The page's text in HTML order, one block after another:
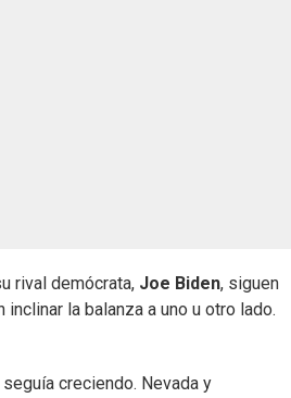
rival demócrata, Joe Biden, siguen
la balanza a uno u otro lado.
creciendo. Nevada y